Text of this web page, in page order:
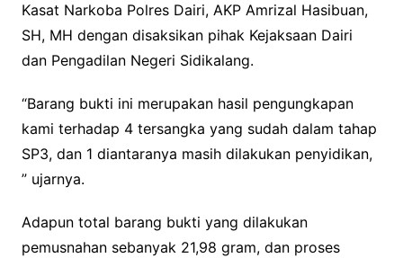
Kasat Narkoba Polres Dairi, AKP Amrizal Hasibuan,
SH, MH dengan disaksikan pihak Kejaksaan Dairi
dan Pengadilan Negeri Sidikalang.
“Barang bukti ini merupakan hasil pengungkapan
kami terhadap 4 tersangka yang sudah dalam tahap
SP3, dan 1 diantaranya masih dilakukan penyidikan,
” ujarnya.
Adapun total barang bukti yang dilakukan
pemusnahan sebanyak 21,98 gram, dan proses